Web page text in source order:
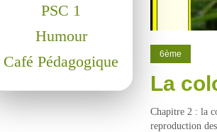
6ème
La
Chapitre 2 : la
reproduction
PSC 1
Humour
Café Pédagogique